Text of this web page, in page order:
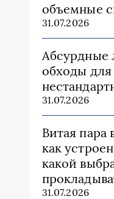
объемные
31.07.2026
Абсурдные
обходы для
31.07.2026
Витая пара
как
какой
31.07.2026